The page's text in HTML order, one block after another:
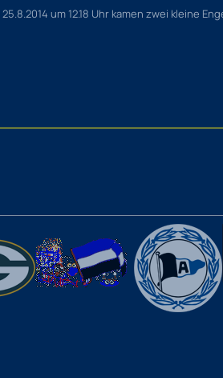
um 12.18 Uhr kamen zwei kleine